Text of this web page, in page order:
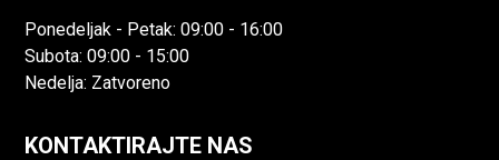
Ponedeljak - Petak: 09:00 - 16:00
Subota: 09:00 - 15:00
Nedelja: Zatvoreno
KONTAKTIRAJTE NAS